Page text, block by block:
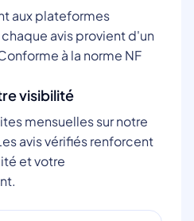
aux plateformes
avis provient d'un
à la norme NF
visibilité
mensuelles sur notre
avis vérifiés renforcent
et votre